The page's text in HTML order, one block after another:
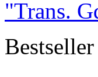
"Trans.